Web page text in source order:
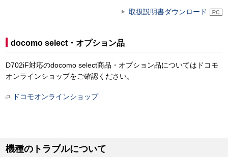
取扱説明書ダウンロード
docomo select・オプション品
D702iF対応のdocomo select商品・オプション品についてはドコモ
オンラインショップをご確認ください。
ドコモオンラインショップ
機種のトラブルについて